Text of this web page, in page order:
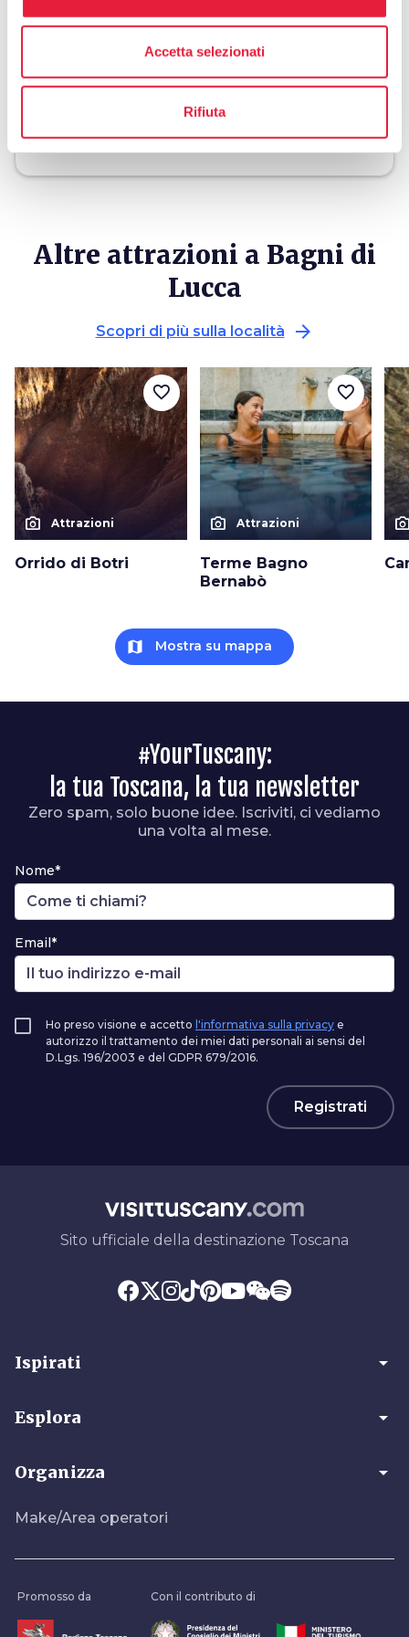
Accetta selezionati
Rifiuta
holiday_village Pacchetti e soggiorni chevron_right
celebration Esperienze chevron_right
Guide e mappe
Altre attrazioni a Bagni di
Lucca
Scopri di più sulla località arrow_forward
photo_camera Attrazioni
Orrido di Botri
favorite_border
photo_camera Attrazioni
Terme Bagno
Bernabò
favorite_border
map Mostra su mappa
#YourTuscany:
la tua Toscana, la tua newsletter
Zero spam, solo buone idee. Iscriviti, ci vediamo
una volta al mese.
Nome*
Email*
Ho preso visione e accetto l'informativa sulla privacy e
autorizzo il trattamento dei miei dati personali ai sensi del
D.Lgs. 196/2003 e del GDPR 679/2016.
Registrati
Sito ufficiale della destinazione Toscana
Ispirati arrow_drop_down
Esplora arrow_drop_down
Organizza arrow_drop_down
Make/Area operatori
Promosso da Con il contributo di